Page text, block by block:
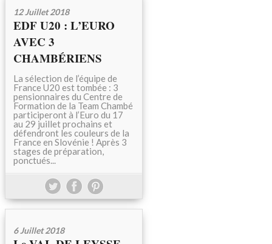
12 Juillet 2018
EDF U20 : L’EURO
AVEC 3
CHAMBÉRIENS
La sélection de l’équipe de
France U20 est tombée : 3
pensionnaires du Centre de
Formation de la Team Chambé
participeront à l’Euro du 17
au 29 juillet prochains et
défendront les couleurs de la
France en Slovénie ! Après 3
stages de préparation,
ponctués...
6 Juillet 2018